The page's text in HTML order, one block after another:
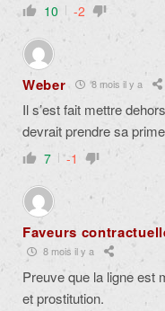
10 -2
Weber 8 mois il y a
Il s’est fait mettre
devrait prendre sa
7 -1
Faveurs
8 mois il y a
Preuve que la ligne est
et prostitution.